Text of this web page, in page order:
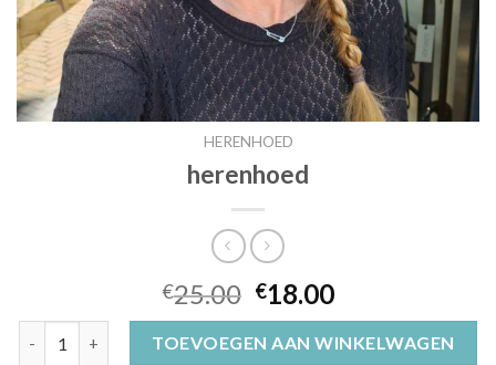
HERENHOED
herenhoed
€25.00 €18.00
herenhoed aantalTOEVOEGEN AAN WINKELWAGEN